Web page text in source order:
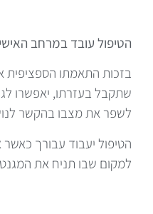
הטיפול עובד במרחב
בזכות התאמתו הספציפית
שתקבל בעזרתו, יאפשרו
לשפר את מצבו בהקשר
הטיפול יעבוד עבורך
למקום שבו תניח את